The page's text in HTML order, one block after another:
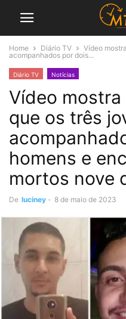
Home Diário TV
Vídeo
acompanhados por dois...
Diário TV Notícias
Vídeo
que os três
homens e
mortos nove
De luciney - 8 de maio de 2023